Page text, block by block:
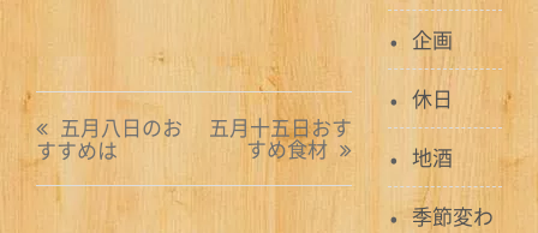
投
稿
ナ
五月八日のお
すすめは
五月十五日おす
すめ食材
企画
休日
地酒
季節変わ